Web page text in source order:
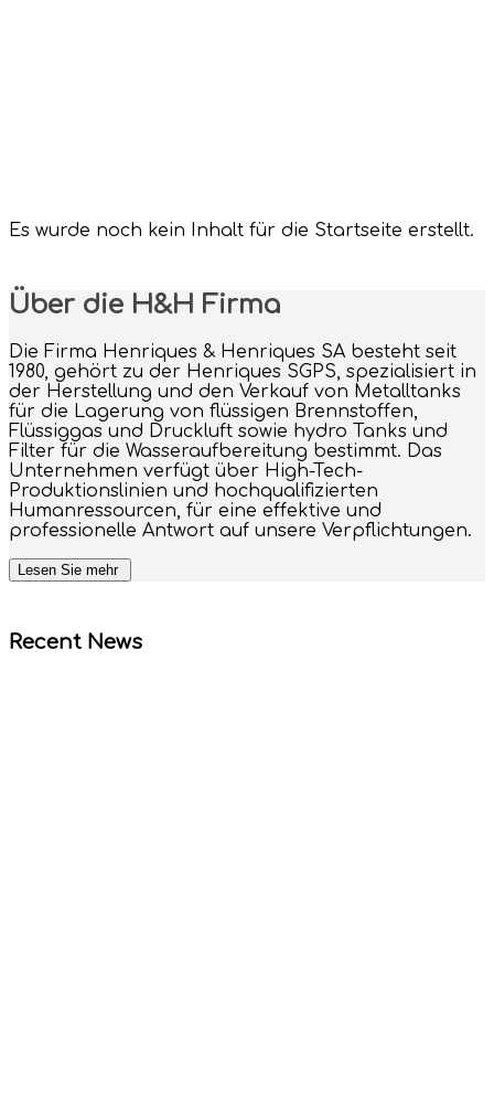
Es wurde noch kein Inhalt für die Startseite erstellt.
Über die H&H Firma
Die Firma Henriques & Henriques SA besteht seit
1980, gehört zu der Henriques SGPS, spezialisiert in
der Herstellung und den Verkauf von Metalltanks
für die Lagerung von flüssigen Brennstoffen,
Flüssiggas und Druckluft sowie hydro Tanks und
Filter für die Wasseraufbereitung bestimmt. Das
Unternehmen verfügt über High-Tech-
Produktionslinien und hochqualifizierten
Humanressourcen, für eine effektive und
professionelle Antwort auf unsere Verpflichtungen.
Recent News